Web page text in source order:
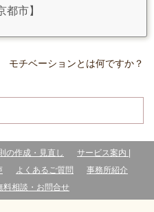
市】
モチベーションとは何ですか？
の作成・見直し
サービス案内 |
よくあるご質問
事務所紹介
料相談・お問合せ